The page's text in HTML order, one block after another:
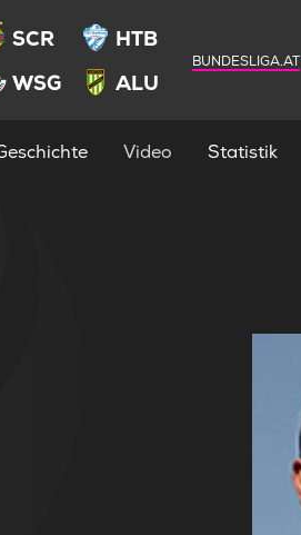
SCR
HTB
WSG ALU
BUNDESLIGA.AT
Video Statistik